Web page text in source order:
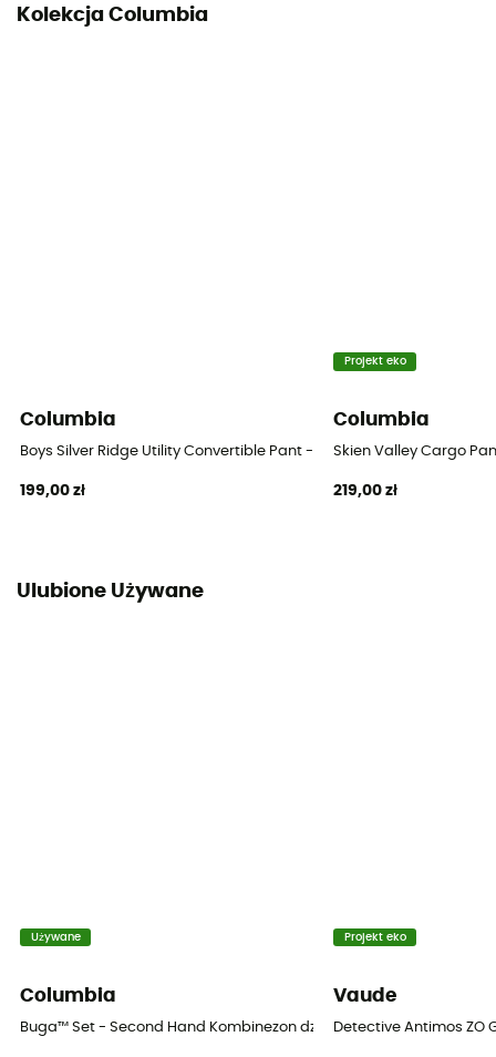
Kolekcja Columbia
Columbia
Boys Silver Ridge Utility Convertible Pant - Konwertowalne spodnie
199,00 zł
Projekt eko
Columbia
Skien Valley Cargo
219,00 zł
Ulubione Używane
Używane
Columbia
Buga™ Set - Second Hand Kombinezon dzieci - Niebieski - 3T
Projekt eko
Vaude
Detective Antimos ZO